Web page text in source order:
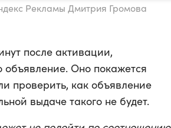
Рекламы Дмитрия Громова
после активации,
Оно покажется
проверить, как объявление
выдаче такого не будет.